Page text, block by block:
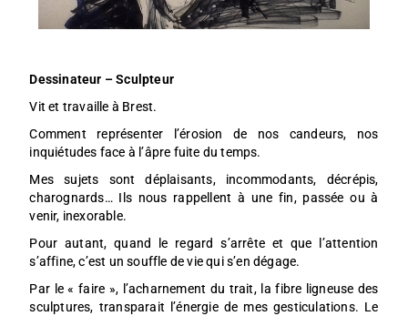
Dessinateur – Sculpteur
Vit et travaille à Brest.
Comment représenter l’érosion de nos candeurs, nos
inquiétudes face à l’âpre fuite du temps.
Mes sujets sont déplaisants, incommodants, décrépis,
charognards… Ils nous rappellent à une fin, passée ou à
venir, inexorable.
Pour autant, quand le regard s’arrête et que l’attention
s’affine, c’est un souffle de vie qui s’en dégage.
Par le « faire », l’acharnement du trait, la fibre ligneuse des
sculptures, transparait l’énergie de mes gesticulations. Le